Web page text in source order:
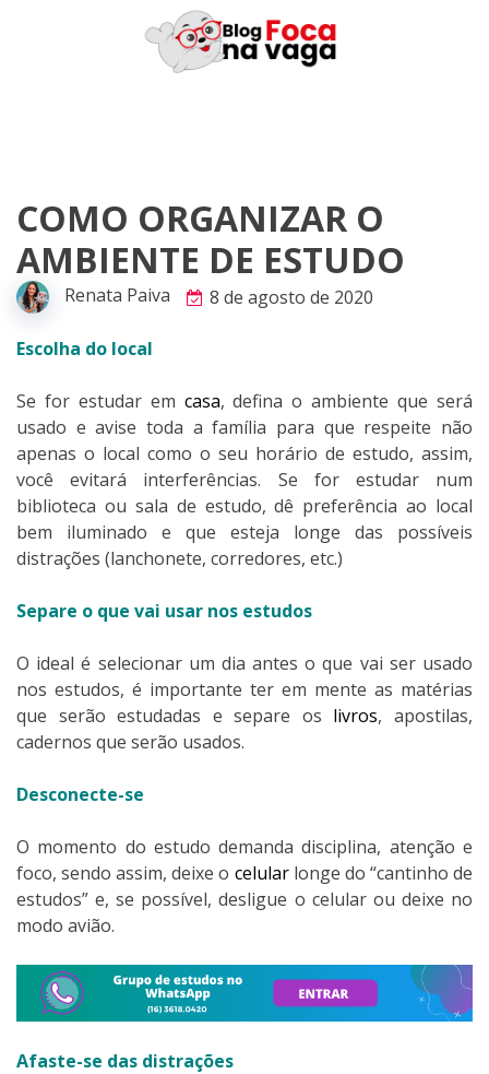
COMO ORGANIZAR O
AMBIENTE DE ESTUDO
Renata Paiva 8 de agosto de 2020
Escolha do local
Se for estudar em casa, defina o ambiente que será
usado e avise toda a família para que respeite não
apenas o local como o seu horário de estudo, assim,
você evitará interferências. Se for estudar num
biblioteca ou sala de estudo, dê preferência ao local
bem iluminado e que esteja longe das possíveis
distrações (lanchonete, corredores, etc.)
Separe o que vai usar nos estudos
O ideal é selecionar um dia antes o que vai ser usado
nos estudos, é importante ter em mente as matérias
que serão estudadas e separe os livros, apostilas,
cadernos que serão usados.
Desconecte-se
O momento do estudo demanda disciplina, atenção e
foco, sendo assim, deixe o celularlonge do “cantinho de
estudos” e, se possível, desligue o celular ou deixe no
modo avião.
Afaste-se das distrações